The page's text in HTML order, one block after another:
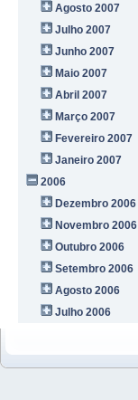
Agosto 2007
Julho 2007
Junho 2007
Maio 2007
Abril 2007
Março 2007
Fevereiro 2007
Janeiro 2007
2006
Dezembro 2006
Novembro 2006
Outubro 2006
Setembro 2006
Agosto 2006
Julho 2006